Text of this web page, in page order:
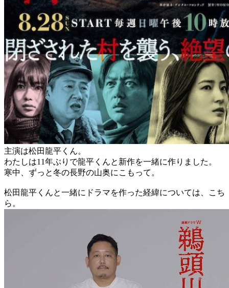
主演は松田龍平くん。
わたしは11年ぶりで龍平くんと新作を一緒に作りました。
寒中、ずっと冬の長野の山奥にこもって。
松田龍平くんと一緒にドラマを作った経緯については、こち
ら。